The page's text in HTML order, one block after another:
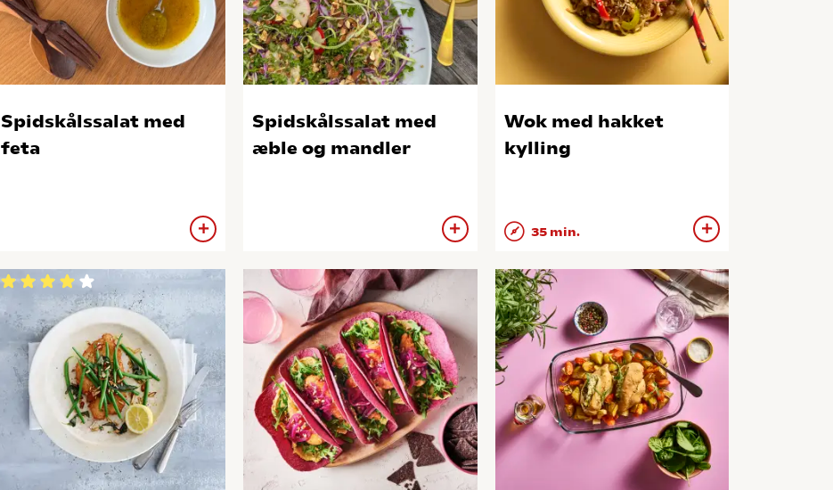
Spidskålssalat med
feta
Spidskålssalat med
æble og mandler
Wok med hakket
kylling
35 min.